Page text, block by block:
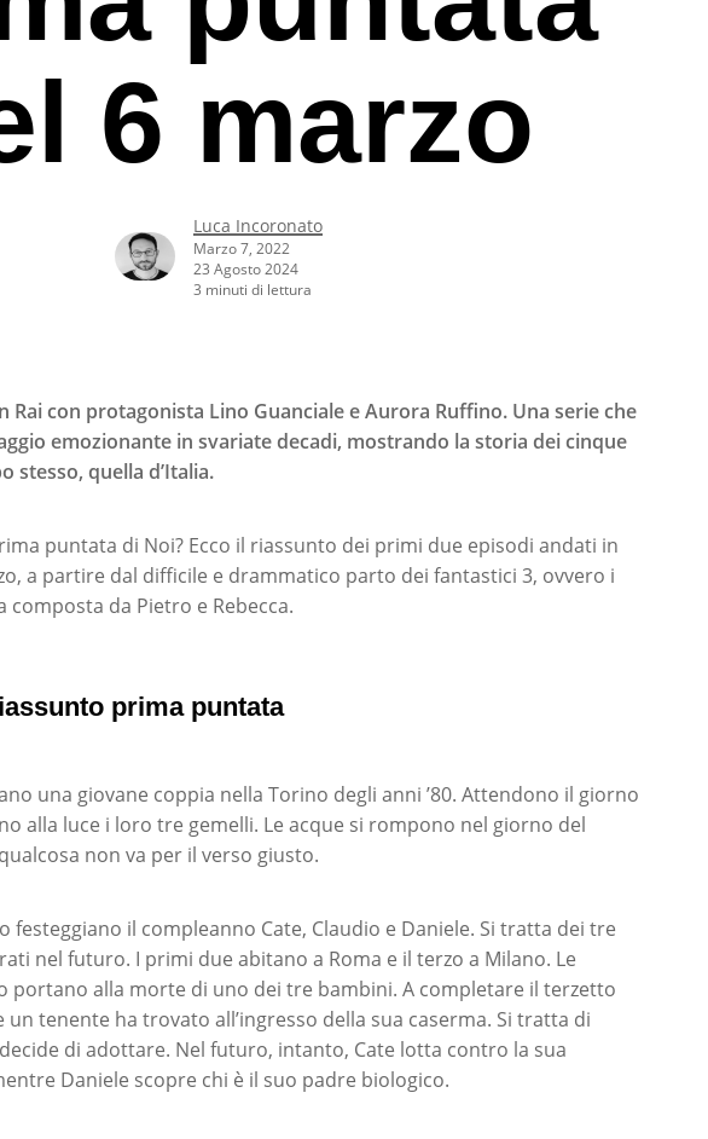
per uscire
6 marzo
Luca Incoronato
Marzo 7, 2022
23 Agosto 2024
3 minuti di lettura
Rai con protagonista Lino Guanciale e Aurora Ruffino. Una serie che
emozionante in svariate decadi, mostrando la storia dei cinque
stesso, quella d’Italia.
puntata di Noi? Ecco il riassunto dei primi due episodi andati in
a partire dal difficile e drammatico parto dei fantastici 3, ovvero i
da Pietro e Rebecca.
prima puntata
una giovane coppia nella Torino degli anni ’80. Attendono il giorno
alla luce i loro tre gemelli. Le acque si rompono nel giorno del
non va per il verso giusto.
festeggiano il compleanno Cate, Claudio e Daniele. Si tratta dei tre
nel futuro. I primi due abitano a Roma e il terzo a Milano. Le
portano alla morte di uno dei tre bambini. A completare il terzetto
un tenente ha trovato all’ingresso della sua caserma. Si tratta di
di adottare. Nel futuro, intanto, Cate lotta contro la sua
Daniele scopre chi è il suo padre biologico.